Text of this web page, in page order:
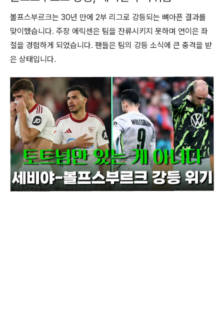
볼프스부르크는 30년 만에 2부 리그로 강등되는 뼈아픈 결과를
맞이했습니다. 주장 에릭센은 팀을 잔류시키지 못하며 연이은 좌
절을 경험하게 되었습니다. 팬들은 팀의 강등 소식에 큰 충격을 받
은 상태입니다.